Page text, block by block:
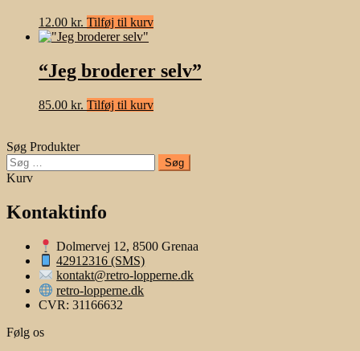
12.00 kr. Tilføj til kurv
“Jeg broderer selv”
85.00 kr. Tilføj til kurv
Søg Produkter
Søg
efter:
Kurv
Kontaktinfo
Dolmervej 12, 8500 Grenaa
42912316 (SMS)
kontakt@retro-lopperne.dk
retro-lopperne.dk
CVR: 31166632
Følg os